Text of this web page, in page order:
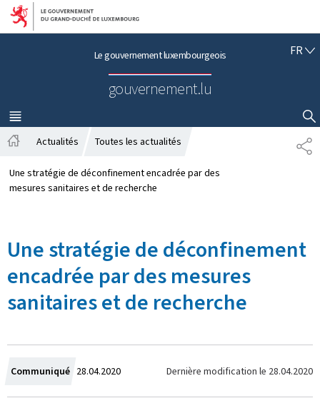
Aller au menu principal
Aller au contenu
Le gouvernement luxembourgeois
gouvernement.lu
FRF
Ç
A
I
S
MENU
PRINCIPAL
AFFICHER / MASQUER LA RECHERCHE
P
A
c
c
l
Actualités Toutes les actualités
Une stratégie de déconfinement encadrée par des
mesures sanitaires et de recherche
Une stratégie de déconfinement
encadrée par des mesures
sanitaires et de recherche
Communiqué C
r
28.04.2020 Dernière modification le 28.04.2020